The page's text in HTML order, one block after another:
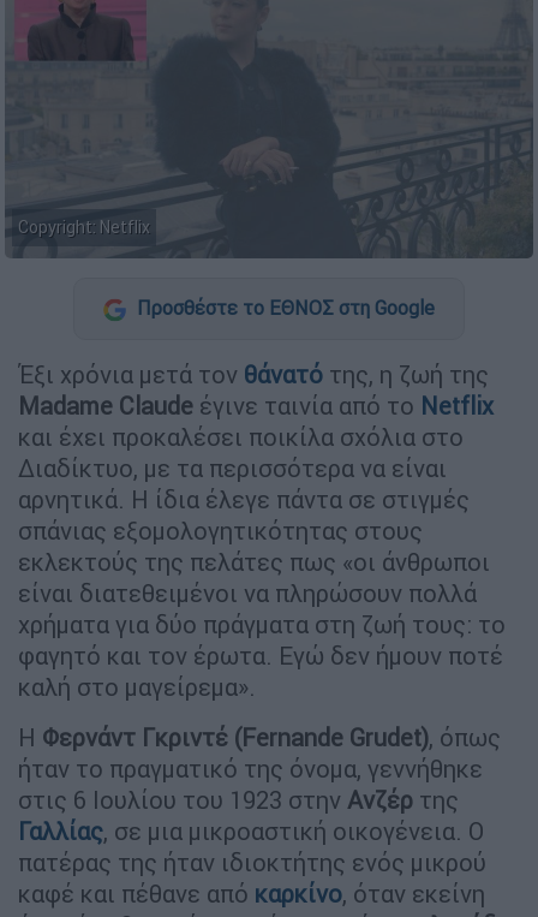
Copyright: Netflix
Προσθέστε το ΕΘΝΟΣ στη Google
Έξι χρόνια μετά τον θάνατό της, η ζωή της
Madame Claude έγινε ταινία από το Netflix
και έχει προκαλέσει ποικίλα σχόλια στο
Διαδίκτυο, με τα περισσότερα να είναι
αρνητικά. Η ίδια έλεγε πάντα σε στιγμές
σπάνιας εξομολογητικότητας στους
εκλεκτούς της πελάτες πως «οι άνθρωποι
είναι διατεθειμένοι να πληρώσουν πολλά
χρήματα για δύο πράγματα στη ζωή τους: το
φαγητό και τον έρωτα. Εγώ δεν ήμουν ποτέ
καλή στο μαγείρεμα».
Η Φερνάντ Γκριντέ (Fernande Grudet), όπως
ήταν το πραγματικό της όνομα, γεννήθηκε
στις 6 Ιουλίου του 1923 στην Ανζέρ της
Γαλλίας, σε μια μικροαστική οικογένεια. Ο
πατέρας της ήταν ιδιοκτήτης ενός μικρού
καφέ και πέθανε από καρκίνο, όταν εκείνη